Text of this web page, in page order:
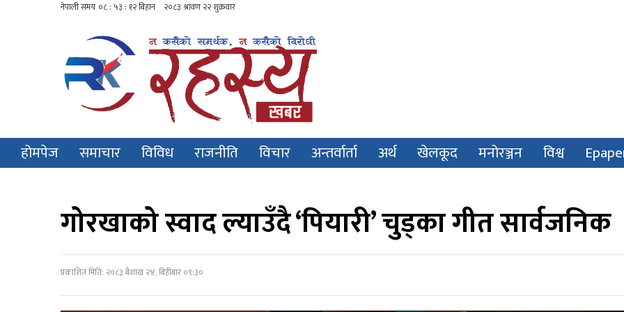
होमपेज समाचार विविध राजनीति विचार अन्तर्वार्ता अर्थ खेलकूद मनोरञ्जन विश्व
गोरखाको स्वाद ल्याउँदै ‘पियारी’ चुड्का गीत सार्वजनिक
प्रकाशित मिति: २०८३ बैशाख २४, बिहीबार ०९:३०